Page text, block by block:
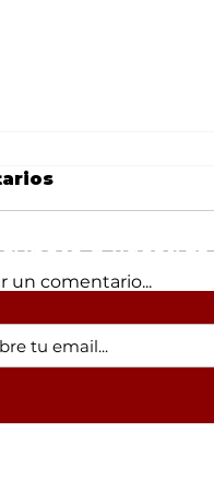
y
de punta!
de la UAS a
un comentario...
a